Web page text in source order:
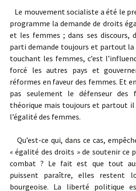
Le mouvement socialiste a été le
programme la demande de droits
et les femmes ; dans ses discours,
parti demande toujours et partout la
touchant les femmes, c’est
forcé les autres pays et
réformes en faveur des femmes. Et
pas seulement le défenseur des
théorique mais toujours et partout il
l’égalité des femmes.
Qu’est-ce qui, dans ce cas,
« égalité des droits » de soutenir
combat ? Le fait est que tout
puissent paraître, elles restent
bourgeoise. La liberté politique